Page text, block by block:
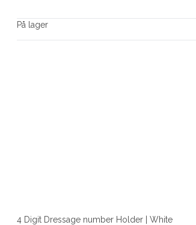
På lager
4 Digit Dressage number Holder | White